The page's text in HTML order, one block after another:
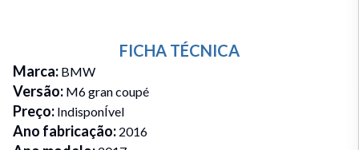
FICHA TÉCNICA
Marca: BMW
Versão: M6 gran coupé
Preço: IndisponÍvel
Ano fabricação: 2016